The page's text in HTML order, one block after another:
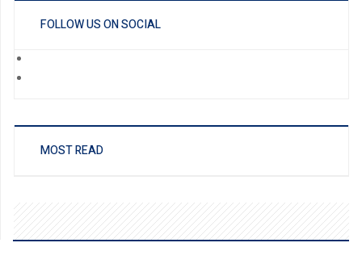
FOLLOW US ON SOCIAL
MOST READ